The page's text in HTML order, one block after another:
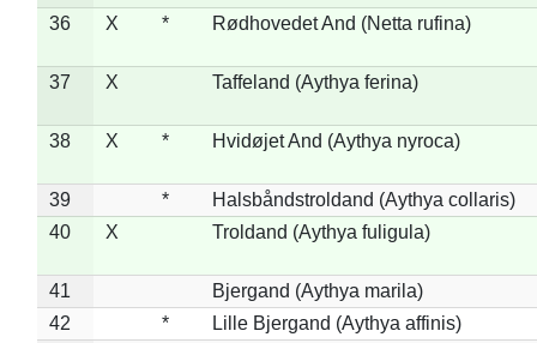
36 X * Rødhovedet And (Netta rufina)
37 X Taffeland (Aythya ferina)
38 X * Hvidøjet And (Aythya nyroca)
39 *
Halsbåndstroldand (Aythya collaris)
40
X Troldand (Aythya fuligula)
41
Bjergand (Aythya marila)
42
*
Lille Bjergand (Aythya affinis)